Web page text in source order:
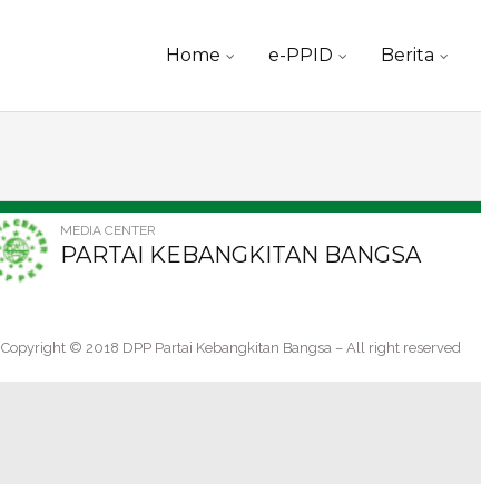
Home e-PPID Berita
Skip
MEDIA CENTER
PARTAI KEBANGKITAN BANGSA
Copyright © 2018 DPP Partai Kebangkitan Bangsa – All right reserved